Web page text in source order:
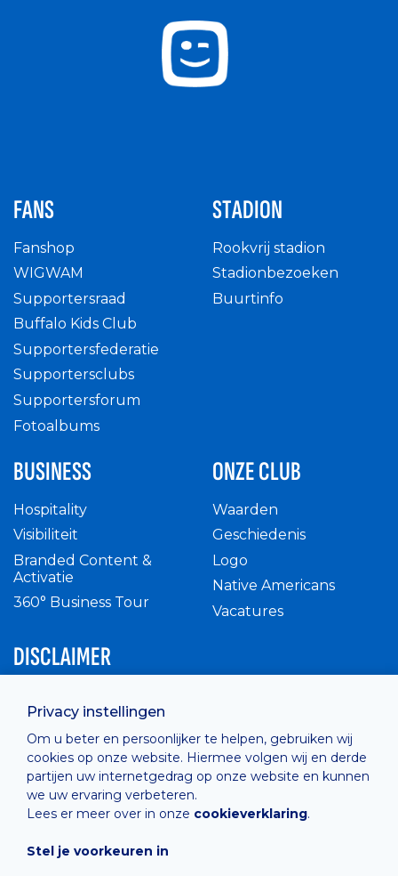
Privacy instellingen
Om u beter en persoonlijker te helpen, gebruiken wij
cookies op onze website. Hiermee volgen wij en derde
partijen uw internetgedrag op onze website en kunnen
we uw ervaring verbeteren.
Lees er meer over in onze cookieverklaring.
Stel je voorkeuren in
FANS
Fanshop
WIGWAM
Supportersraad
Buffalo Kids Club
Supportersfederatie
Supportersclubs
Supportersforum
Fotoalbums
STADION
Rookvrij stadion
Stadionbezoeken
Buurtinfo
BUSINESS
Hospitality
Visibiliteit
Branded Content &
Activatie
360° Business Tour
ONZE CLUB
Waarden
Geschiedenis
Logo
Native Americans
Vacatures
DISCLAIMER
Privacy Policy
Cashless
verkoopsvoorwaarden
Cookie Policy